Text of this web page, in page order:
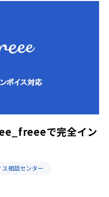
で完全イン
相談センター